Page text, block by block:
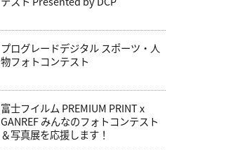
プログレードデジタル スポーツ・人
物フォトコンテスト
富士フイルム PREMIUM PRINT x
GANREF みんなのフォトコンテスト
＆写真展を応援します！